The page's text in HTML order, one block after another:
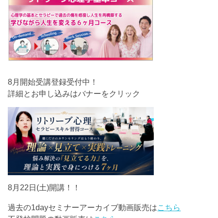
8月開始受講登録受付中！
詳細とお申し込みはバナーをクリック
8月22日(土)開講！！
過去の1dayセミナーアーカイブ動画販売はこちら